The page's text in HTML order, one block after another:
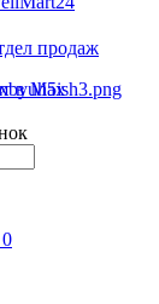
продаж
в Max
0